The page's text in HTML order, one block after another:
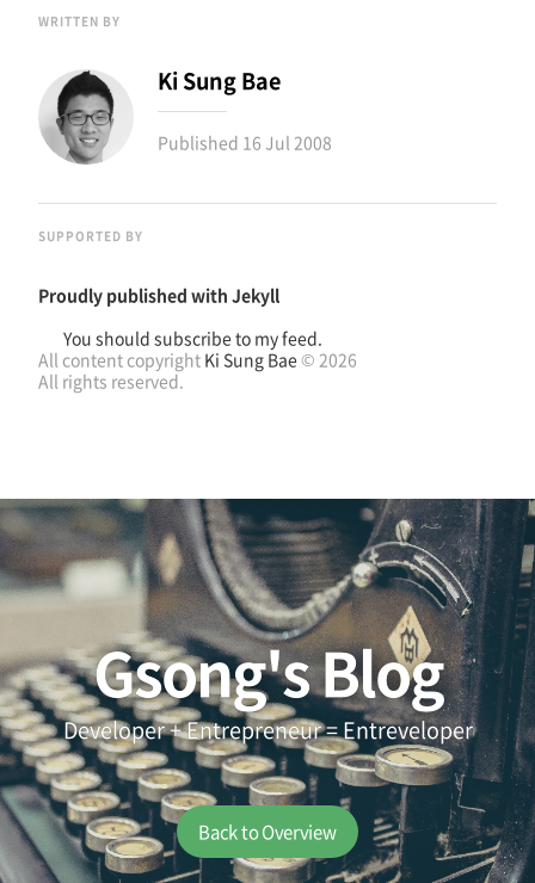
WRITTEN BY
Ki Sung Bae
Published 16 Jul 2008
SUPPORTED BY
Proudly published with Jekyll
You should subscribe to my feed.
All content copyright Ki Sung Bae© 2026
All rights reserved.
Gsong's Blog
Developer + Entrepreneur = Entreveloper
Back to Overview